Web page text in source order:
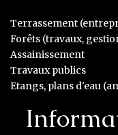
Terrassement
Forêts (travaux,
Assainissement
Travaux publics
Etangs, plans d'eau